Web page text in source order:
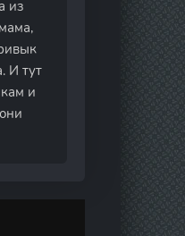
из
И тут
и